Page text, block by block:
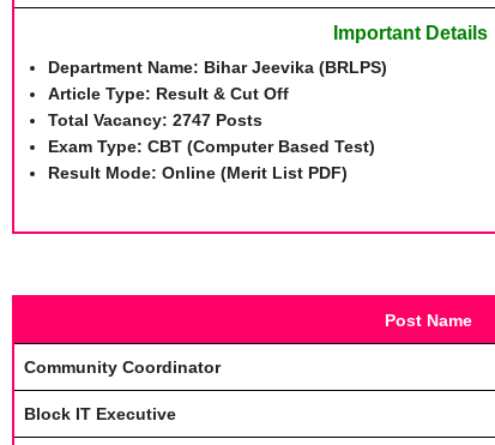
Important Details
Department Name: Bihar Jeevika (BRLPS)
Article Type: Result & Cut Off
Total Vacancy: 2747 Posts
Exam Type: CBT (Computer Based Test)
Result Mode: Online (Merit List PDF)
Post Name
Community Coordinator
Block IT Executive